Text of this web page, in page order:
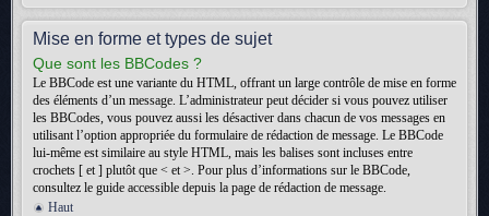
Mise en forme et types de sujet
Que sont les BBCodes ?
Le BBCode est une variante du HTML, offrant un large contrôle de mise en forme
des éléments d’un message. L’administrateur peut décider si vous pouvez utiliser
les BBCodes, vous pouvez aussi les désactiver dans chacun de vos messages en
utilisant l’option appropriée du formulaire de rédaction de message. Le BBCode
lui-même est similaire au style HTML, mais les balises sont incluses entre
crochets [ et ] plutôt que < et >. Pour plus d’informations sur le BBCode,
consultez le guide accessible depuis la page de rédaction de message.
Haut